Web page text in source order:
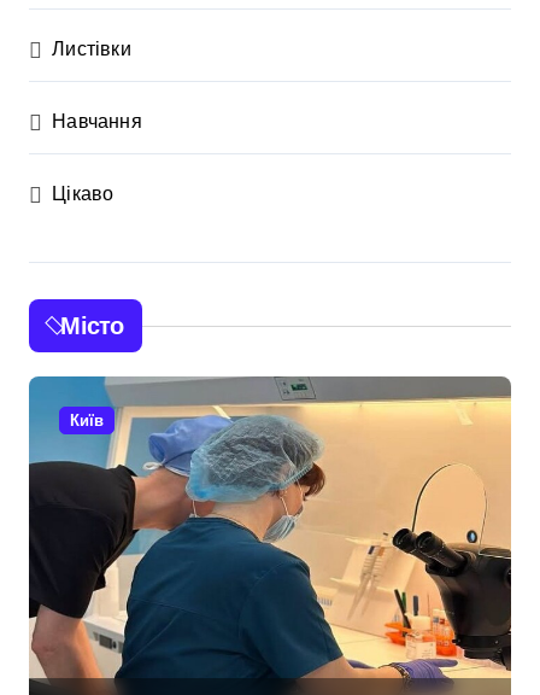
Листівки
Навчання
Цікаво
Місто
Київ